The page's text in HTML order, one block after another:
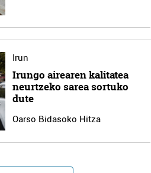
Irun
Irungo airearen kalitatea
neurtzeko sarea sortuko
dute
Oarso Bidasoko Hitza